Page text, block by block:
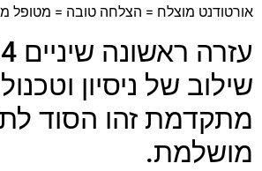
אורטודנט מוצלח = הצלחה טובה = מטופל
שילוב של ניסיון
מתקדמת זהו הסוד
מושלמת.